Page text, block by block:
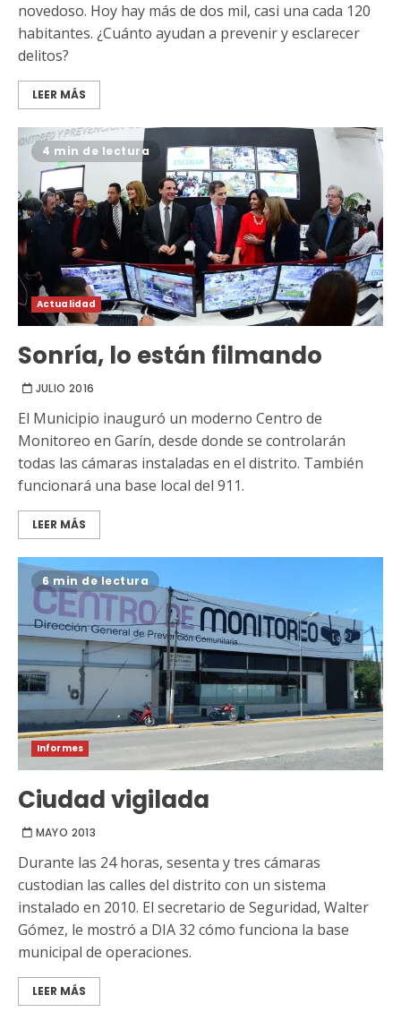
novedoso. Hoy hay más de dos mil, casi una cada 120
habitantes. ¿Cuánto ayudan a prevenir y esclarecer
delitos?
LEER MÁS
4 min de lectura
Actualidad
Sonría, lo están filmando
JULIO 2016
El Municipio inauguró un moderno Centro de
Monitoreo en Garín, desde donde se controlarán
todas las cámaras instaladas en el distrito. También
funcionará una base local del 911.
LEER MÁS
6 min de lectura
Informes
Ciudad vigilada
MAYO 2013
Durante las 24 horas, sesenta y tres cámaras
custodian las calles del distrito con un sistema
instalado en 2010. El secretario de Seguridad, Walter
Gómez, le mostró a DIA 32 cómo funciona la base
municipal de operaciones.
LEER MÁS